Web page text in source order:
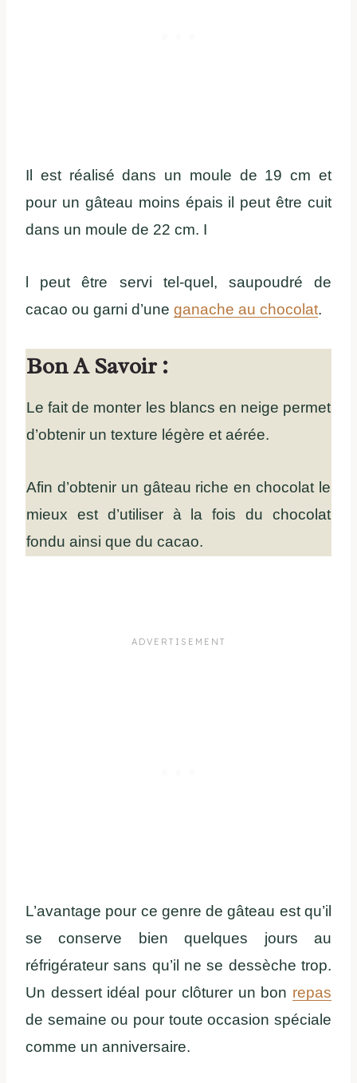
Il est réalisé dans un moule de 19 cm et
pour un gâteau moins épais il peut être cuit
dans un moule de 22 cm. I
l peut être servi tel-quel, saupoudré de
cacao ou garni d’une ganache au chocolat.
Bon A Savoir :
Le fait de monter les blancs en neige permet
d’obtenir un texture légère et aérée.
Afin d’obtenir un gâteau riche en chocolat le
mieux est d’utiliser à la fois du chocolat
fondu ainsi que du cacao.
L’avantage pour ce genre de gâteau est qu’il
se conserve bien quelques jours au
réfrigérateur sans qu’il ne se dessèche trop.
Un dessert idéal pour clôturer un bon repas
de semaine ou pour toute occasion spéciale
comme un anniversaire.